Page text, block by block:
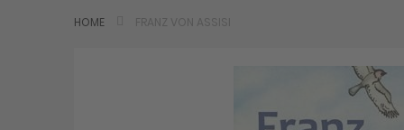
HOME FRANZ VON ASSISI